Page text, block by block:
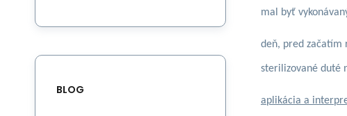
mal byť
deň, pred začatím
sterilizované duté
aplikácia a
BLOG